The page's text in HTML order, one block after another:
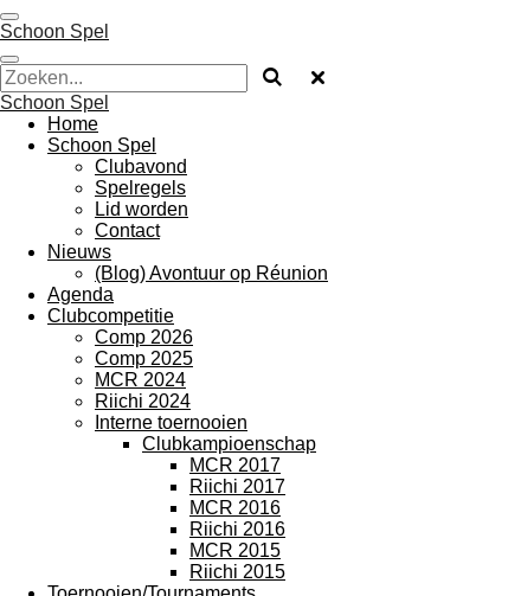
Ga
direct
naar
de
hoofdinhoud
Schoon Spel
Schoon Spel
Home
Schoon Spel
Clubavond
Spelregels
Lid worden
Contact
Nieuws
(Blog) Avontuur op Réunion
Agenda
Clubcompetitie
Comp 2026
Comp 2025
MCR 2024
Riichi 2024
Interne toernooien
Clubkampioenschap
MCR 2017
Riichi 2017
MCR 2016
Riichi 2016
MCR 2015
Riichi 2015